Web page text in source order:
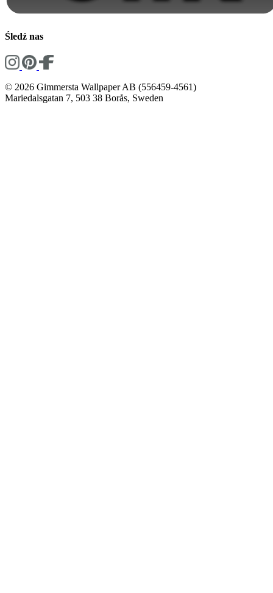
Śledź nas
© 2026 Gimmersta Wallpaper AB (556459-4561)
Mariedalsgatan 7, 503 38 Borås, Sweden